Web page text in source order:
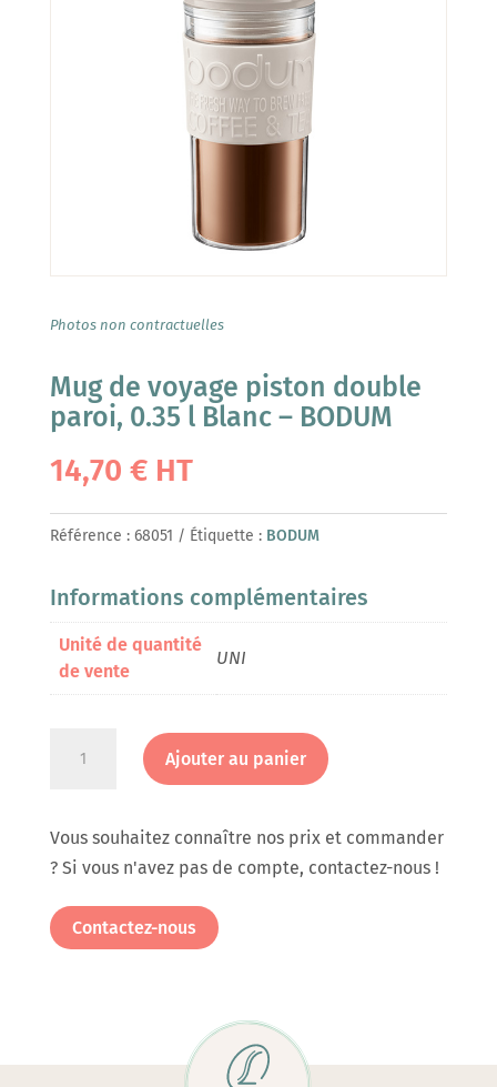
Photos non contractuelles
Mug de voyage piston double
paroi, 0.35 l Blanc – BODUM
14,70 € HT
Référence : 68051 Étiquette : BODUM
Informations complémentaires
Unité de quantité
de vente
UNI
de
voyage
double
paroi,
Ajouter au panier
Vous souhaitez connaître nos prix et commander
? Si vous n'avez pas de compte, contactez-nous !
Contactez-nous